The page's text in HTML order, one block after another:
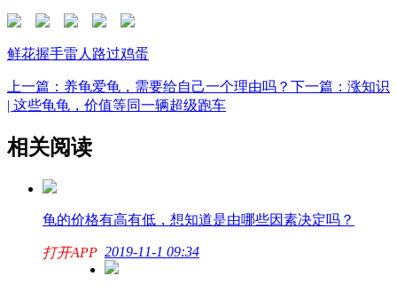
鲜花握手雷人 路过鸡蛋
上一篇：养龟爱龟，需要给自己一个理由吗？ 下一篇：涨知识
| 这些龟龟，价值等同一辆超级跑车
相关阅读
龟的价格有高有低，想知道是由哪些因素决定吗？
2019-11-1 09:34
打开APP